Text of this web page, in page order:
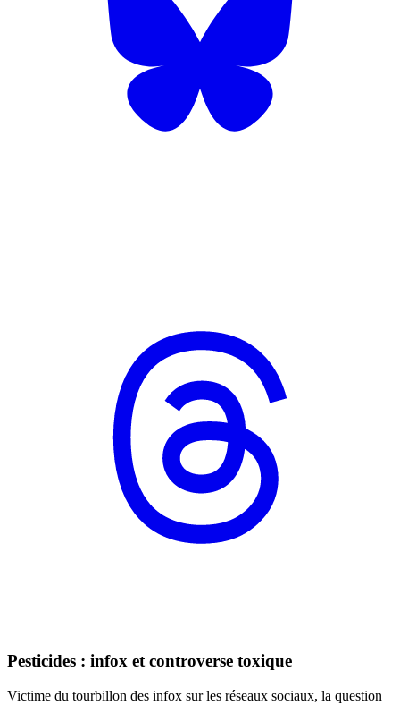
Pesticides : infox et controverse toxique
Victime du tourbillon des infox sur les réseaux sociaux, la question